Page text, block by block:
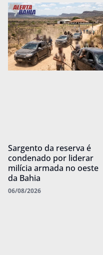
Sargento da reserva é
condenado por liderar
milícia armada no oeste
da Bahia
06/08/2026